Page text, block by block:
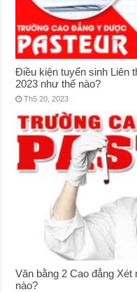
Điều kiện tuyển sinh Liên
2023 như thế nào?
Th5 20, 2023
Văn bằng 2 Cao đẳng
nào?